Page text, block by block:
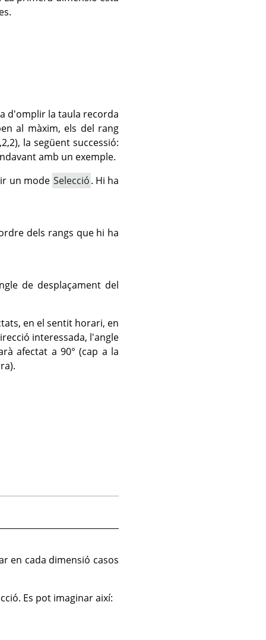
d'omplir la taula recorda
al màxim, els del rang
la següent successió:
amb un exemple.
un mode Selecció. Hi ha
dels rangs que hi ha
de desplaçament del
en el sentit horari, en
interessada, l'angle
afectat a 90° (cap a la
en cada dimensió casos
Es pot imaginar així: